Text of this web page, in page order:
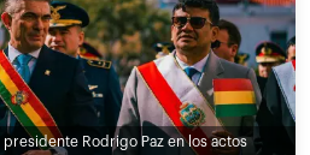
Rodrigo Paz en los actos